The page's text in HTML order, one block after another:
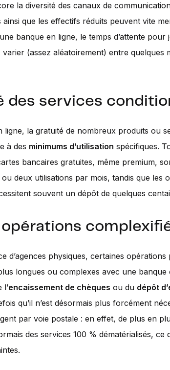
la diversité des canaux de
ainsi que les effectifs réduits peuvent vite
banque en ligne, le temps d’attente pour
(assez aléatoirement) entre quelques
des services
ligne, la gratuité de nombreux produits ou
à des minimums d’utilisation spécifiques.
bancaires gratuites, même premium,
deux utilisations par mois, tandis que les
souvent un dépôt de quelques
d’agences physiques, certaines opérations
longues ou complexes avec une banque
l’encaissement de chèques ou du dépôt
qu’il n’est désormais plus forcément
par voie postale : en effet, de plus en
des services 100 % dématérialisés, ce